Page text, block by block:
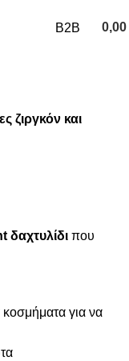
B2B 0,00
ζιργκόν και
δαχτυλίδι που
για να